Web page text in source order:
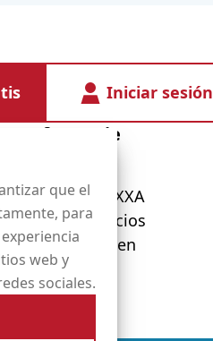
que el
para
web y
sociales.
Iniciar sesión
Informatie
Acerca de OXXA
Nuestros socios
Conviértase en
distribuidor